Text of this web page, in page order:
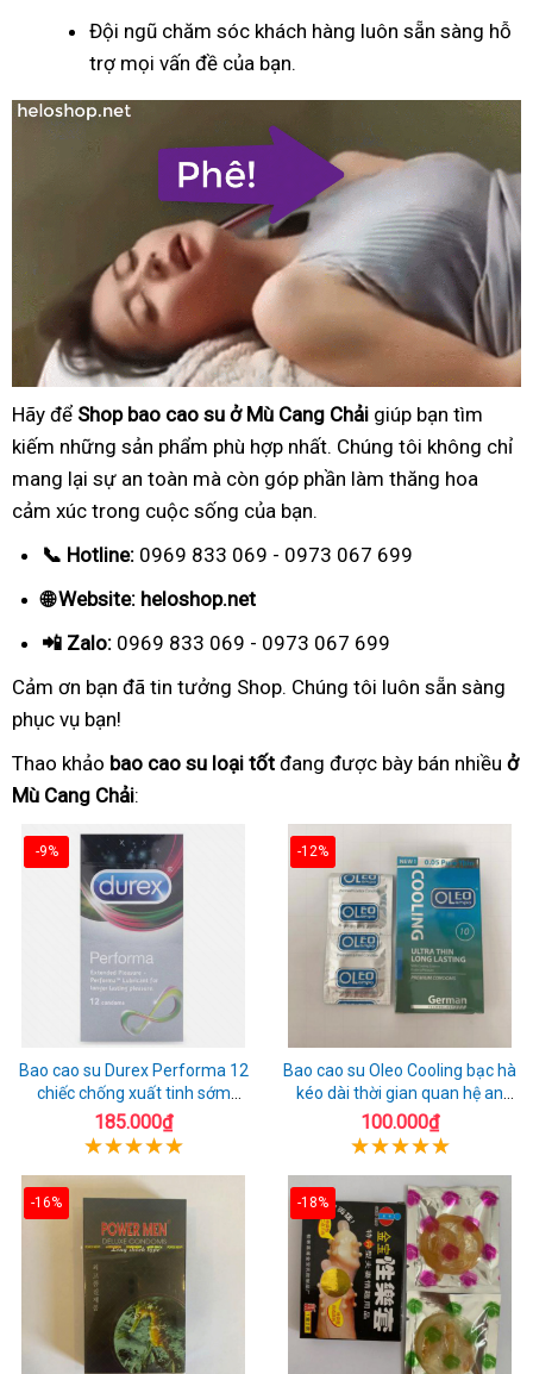
Đội ngũ chăm sóc khách hàng luôn sẵn sàng hỗ
trợ mọi vấn đề của bạn.
Hãy để Shop bao cao su ở Mù Cang Chải giúp bạn tìm
kiếm những sản phẩm phù hợp nhất. Chúng tôi không chỉ
mang lại sự an toàn mà còn góp phần làm thăng hoa
cảm xúc trong cuộc sống của bạn.
📞 Hotline: 0969 833 069 - 0973 067 699
🌐 Website: heloshop.net
📲 Zalo: 0969 833 069 - 0973 067 699
Cảm ơn bạn đã tin tưởng Shop. Chúng tôi luôn sẵn sàng
phục vụ bạn!
Thao khảo bao cao su loại tốt đang được bày bán nhiều ở
Mù Cang Chải:
-9%
Bao cao su Durex Performa 12
chiếc chống xuất tinh sớm
chuẩn Thái Lan
185.000₫
-12%
Bao cao su Oleo Cooling bạc hà
kéo dài thời gian quan hệ an
toàn
100.000₫
-16% -18%